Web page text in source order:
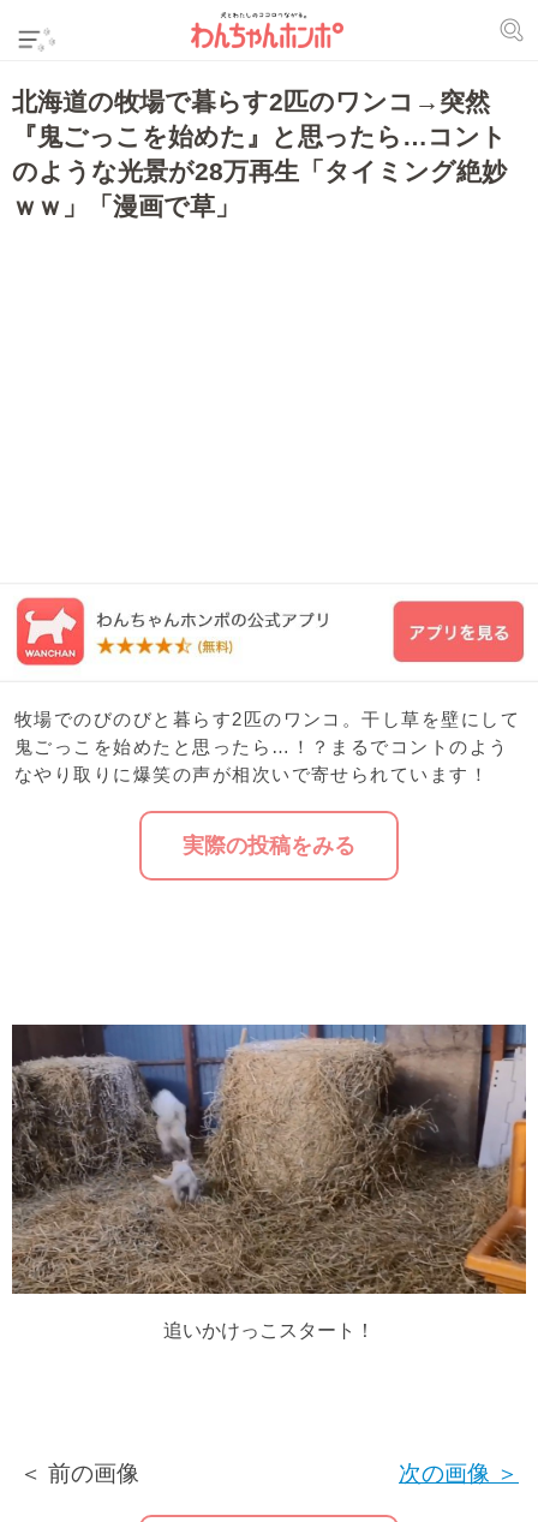
北海道の牧場で暮らす2匹のワンコ→突然
『鬼ごっこを始めた』と思ったら…コント
のような光景が28万再生「タイミング絶妙
ｗｗ」「漫画で草」
牧場でのびのびと暮らす2匹のワンコ。干し草を壁にして
鬼ごっこを始めたと思ったら…！？まるでコントのよう
なやり取りに爆笑の声が相次いで寄せられています！
実際の投稿をみる
追いかけっこスタート！
＜ 前の画像 次の画像 ＞